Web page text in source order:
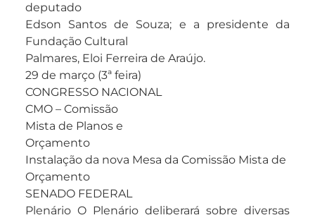
deputado
Edson Santos de Souza; e a presidente da
Fundação Cultural
Palmares, Eloi Ferreira de Araújo.
29 de março (3ª feira)
CONGRESSO NACIONAL
CMO – Comissão
Mista de Planos e
Orçamento
Instalação da nova Mesa da Comissão Mista de
Orçamento
SENADO FEDERAL
Plenário O Plenário deliberará sobre diversas